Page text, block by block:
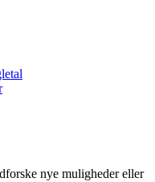
nye muligheder eller